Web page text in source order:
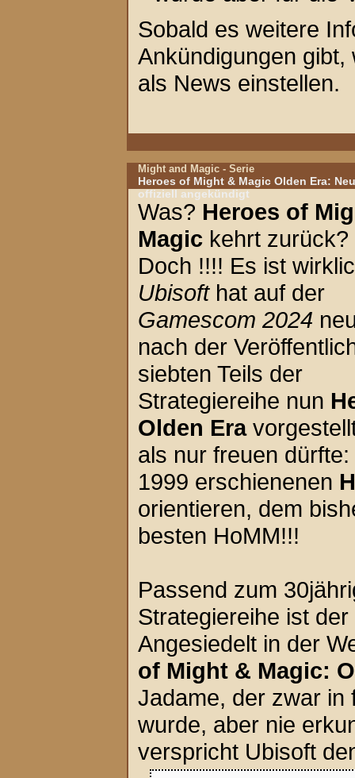
Sobald es weitere
Ankündigungen
als News einstellen.
Might and Magic - Serie
Heroes of Might & Magic Olden Era:
offiziell angekündigt
Was? Heroes of
Magic kehrt zurück?
Doch !!!! Es ist
Ubisofthat auf der
Gamescom 2024
nach der
siebten Teils der
Strategiereihe nun
Olden Era
als nur freuen
1999 erschienenen
orientieren, dem
besten HoMM!!!
Passend zum
Strategiereihe ist
Angesiedelt in der
of Might & Magic:
Jadame, der zwar in
wurde, aber nie
verspricht Ubisoft